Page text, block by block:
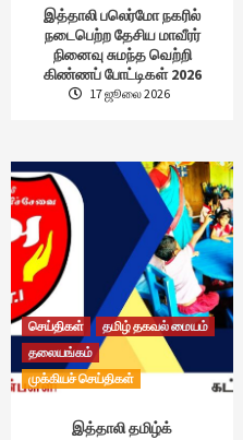
இத்தாலி பலெர்மோ நகரில்
நடைபெற்ற தேசிய மாவீரர்
நினைவு சுமந்த வெற்றி
கிண்ணப் போட்டிகள் 2026
17 ஜூலை 2026
செய்திகள்
தமிழ் தகவல் மையம்
தலையங்கம்
முக்கியச் செய்திகள்
இத்தாலி தமிழ்க்